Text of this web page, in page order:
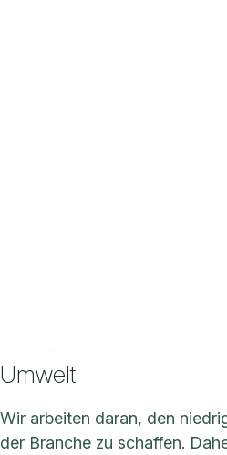
Umwelt
Wir arbeiten daran, den
der Branche zu schaffen.